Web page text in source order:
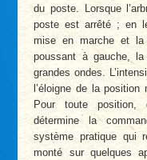
du poste. Lorsque
poste est arrêté ; en
mise en marche et
poussant à gauche,
grandes ondes.
l’éloigne de la
Pour toute position,
détermine la
système pratique qui
monté sur quelques